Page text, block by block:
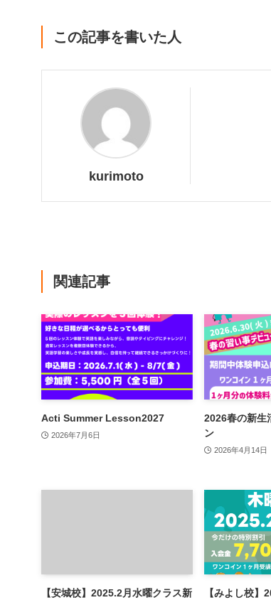
この記事を書いた人
kurimoto
関連記事
Acti Summer Lesson2027
2026年7月6日
2026春の新生
ン
2026年4月14日
【安城校】2025.2月水曜クラス新 【みよし校】